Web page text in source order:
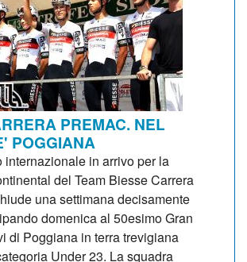
PREMAC. NEL
POGGIANA
internazionale in arrivo per la
del Team Biesse Carrera
una settimana decisamente
domenica al 50esimo Gran
di Poggiana in terra trevigiana
Under 23. La squadra